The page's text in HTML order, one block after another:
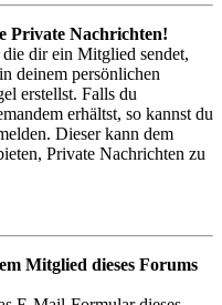
Private Nachrichten!
dir ein Mitglied sendet,
deinem persönlichen
erstellst. Falls du
erhältst, so kannst du
Dieser kann dem
Private Nachrichten zu
Mitglied dieses Forums